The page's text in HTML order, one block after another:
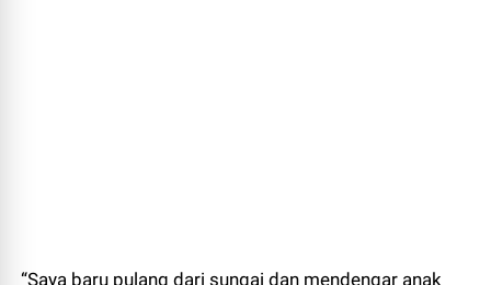
“Saya baru pulang dari sungai dan mendengar anak